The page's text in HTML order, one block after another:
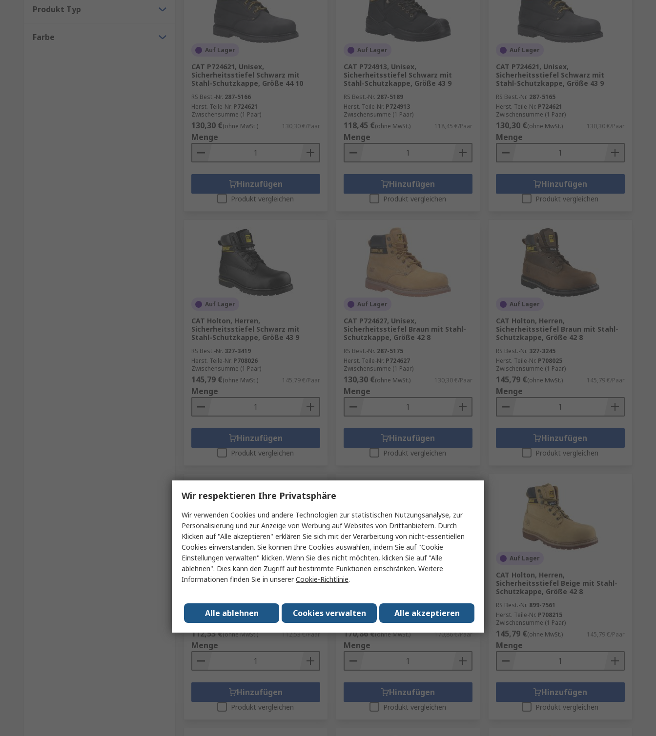
Produkt Typ
Farbe
Auf Lager
CAT P724621, Unisex,
Sicherheitsstiefel Schwarz mit
Stahl-Schutzkappe, Größe 44 10
RS Best.-Nr. 287-5166
Herst. Teile-Nr. P724621
Zwischensumme (1 Paar)
130,30 €(ohne MwSt.) 130,30 €/Paar
Menge
Hinzufügen
Produkt vergleichen
Auf Lager
CAT P724913, Unisex,
Sicherheitsstiefel Schwarz mit
Stahl-Schutzkappe, Größe 43 9
RS Best.-Nr. 287-5189
Herst. Teile-Nr. P724913
Zwischensumme (1 Paar)
118,45 €(ohne MwSt.) 118,45 €/Paar
Menge
Hinzufügen
Produkt vergleichen
Auf Lager
CAT P724621, Unisex,
Sicherheitsstiefel Schwarz mit
Stahl-Schutzkappe, Größe 43 9
RS Best.-Nr. 287-5165
Herst. Teile-Nr. P724621
Zwischensumme (1 Paar)
130,30 €(ohne MwSt.) 130,30 €/Paar
Menge
Hinzufügen
Produkt vergleichen
Auf Lager
CAT Holton, Herren,
Sicherheitsstiefel Schwarz mit
Stahl-Schutzkappe, Größe 43 9
RS Best.-Nr. 327-3419
Herst. Teile-Nr. P708026
Zwischensumme (1 Paar)
145,79 €(ohne MwSt.) 145,79 €/Paar
Menge
Hinzufügen
Produkt vergleichen
Auf Lager
CAT P724627, Unisex,
Sicherheitsstiefel Braun mit Stahl-
Schutzkappe, Größe 42 8
RS Best.-Nr. 287-5175
Herst. Teile-Nr. P724627
Zwischensumme (1 Paar)
130,30 €(ohne MwSt.) 130,30 €/Paar
Menge
Hinzufügen
Produkt vergleichen
Auf Lager
CAT Holton, Herren,
Sicherheitsstiefel Braun mit Stahl-
Schutzkappe, Größe 42 8
RS Best.-Nr. 327-3245
Herst. Teile-Nr. P708025
Zwischensumme (1 Paar)
145,79 €(ohne MwSt.) 145,79 €/Paar
Menge
Hinzufügen
Produkt vergleichen
Auf Lager
CAT P725078, Herren,
Sicherheitsstiefel Grau mit Stahl-
RS Best.-Nr.287-5186
Herst. Teile-Nr. P725078
Zwischensumme (1 Paar)
112,53 €(ohne MwSt.) 112,53 €/Paar
Menge
Hinzufügen
Produkt vergleichen
Auf Lager
CAT Pelton, Herren,
Sicherheitsstiefel Beige mit Stahl-
RS Best.-Nr.184-5845
Herst. Teile-Nr.
P720781
Zwischensumme (1 Paar)
170,86 €(ohne MwSt.) 170,86 €/Paar
Menge
Hinzufügen
Produkt vergleichen
Auf Lager
CAT Holton, Herren,
Sicherheitsstiefel Beige mit Stahl-
Schutzkappe, Größe 42 8
RS Best.-Nr. 899-7561
Herst. Teile-Nr. P708215
Zwischensumme (1 Paar)
145,79 €(ohne MwSt.) 145,79 €/Paar
Menge
Hinzufügen
Produkt vergleichen
Wir respektieren Ihre Privatsphäre
Wir verwenden Cookies und andere Technologien zur statistischen Nutzungsanalyse, zur
Personalisierung und zur Anzeige von Werbung auf Websites von Drittanbietern. Durch
Klicken auf "Alle akzeptieren" erklären Sie sich mit der Verarbeitung von nicht-essentiellen
Cookies einverstanden. Sie können Ihre Cookies auswählen, indem Sie auf "Cookie
Einstellungen verwalten" klicken. Wenn Sie dies nicht möchten, klicken Sie auf "Alle
ablehnen". Dies kann den Zugriff auf bestimmte Funktionen einschränken. Weitere
Informationen finden Sie in unsererCookie-Richtlinie.
Alle akzeptieren
Cookies verwalten
Alle ablehnen